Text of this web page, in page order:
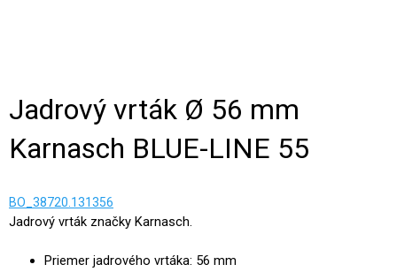
Jadrový vrták Ø 56 mm
Karnasch BLUE-LINE 55
BO_38720.131356
Jadrový vrták značky Karnasch.
Priemer jadrového vrtáka: 56 mm